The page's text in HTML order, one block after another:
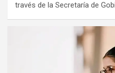
través de la Secretaría de